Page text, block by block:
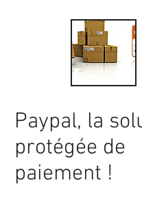
Paypal, la
protégée de
paiement !